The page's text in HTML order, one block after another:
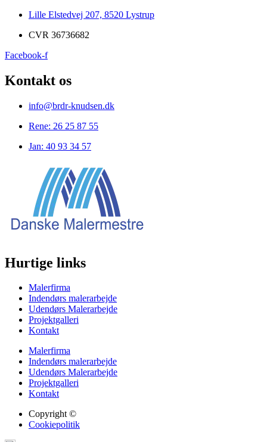
Lille Elstedvej 207, 8520 Lystrup
CVR 36736682
Facebook-f
Kontakt os
info@brdr-knudsen.dk
Rene: 26 25 87 55
Jan: 40 93 34 57
Hurtige links
Malerfirma
Indendørs malerarbejde
Udendørs Malerarbejde
Projektgalleri
Kontakt
Malerfirma
Indendørs malerarbejde
Udendørs Malerarbejde
Projektgalleri
Kontakt
Copyright ©
Cookiepolitik